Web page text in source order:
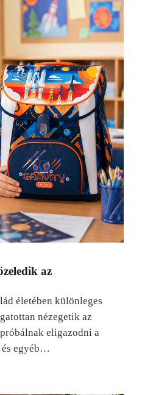
az
életében különleges
nézegetik az
eligazodni a
egyéb…